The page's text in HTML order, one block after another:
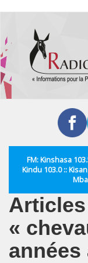
contenu
principal
FM: Kinshasa
Kindu 103.0 ::
«
années